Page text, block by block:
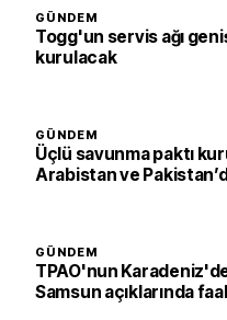
GÜNDEM
Togg'un servis ağı
kurulacak
GÜNDEM
Üçlü savunma paktı
Arabistan ve
GÜNDEM
TPAO'nun
Samsun açıklarında